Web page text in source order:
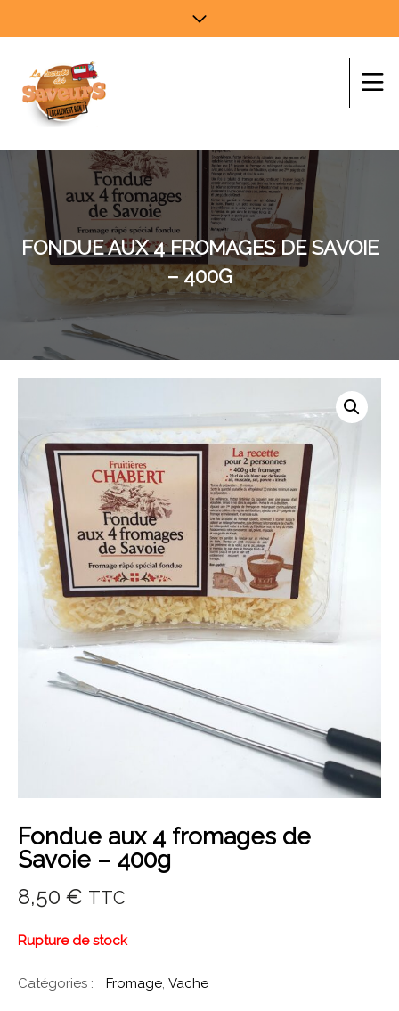
FONDUE AUX 4 FROMAGES DE SAVOIE
– 400G
Fondue aux 4 fromages de
Savoie – 400g
8,50 € TTC
Rupture de stock
Catégories : Fromage, Vache